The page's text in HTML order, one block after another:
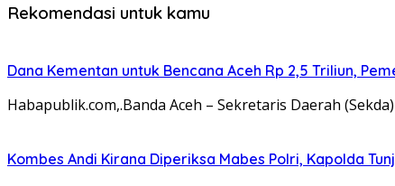
Rekomendasi untuk kamu
Dana Kementan untuk Bencana Aceh Rp 2,5 Triliun,
Habapublik.com,.Banda Aceh – Sekretaris Daerah
Kombes Andi Kirana Diperiksa Mabes Polri, Kapolda